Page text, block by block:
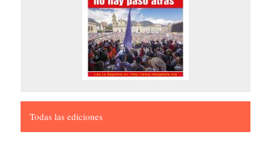
Todas las ediciones